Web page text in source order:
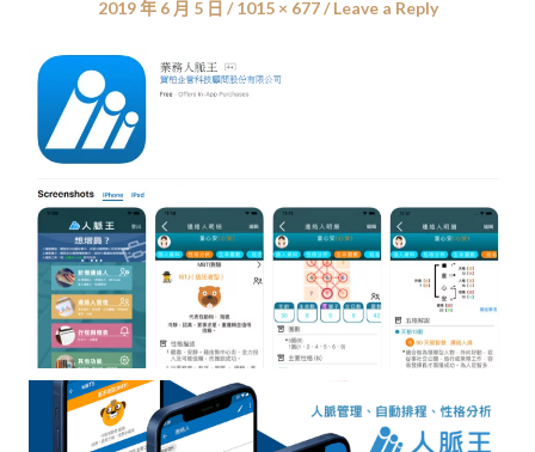
Posted
2019 年 6 月 5 日
Full
1015 × 677 Leave a Reply